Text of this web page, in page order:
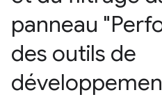
panneau
des outils de